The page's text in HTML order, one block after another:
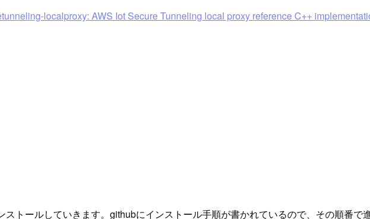
localproxy: AWS Iot Secure Tunneling local proxy reference C++
トールしていきます。githubにインストール手順が書かれているので、その順番で